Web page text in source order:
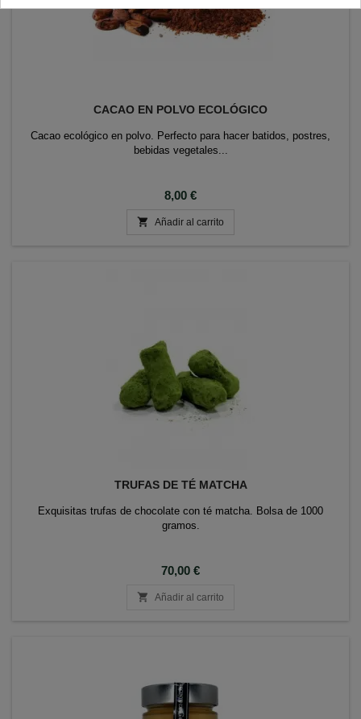
CACAO EN POLVO ECOLÓGICO
Cacao ecológico en polvo. Perfecto para hacer batidos, postres,
bebidas vegetales...
Precio
8,00 €
 Añadir al carrito
TRUFAS DE TÉ MATCHA
Exquisitas trufas de chocolate con té matcha. Bolsa de 1000
gramos.
Precio
70,00 €
 Añadir al carrito